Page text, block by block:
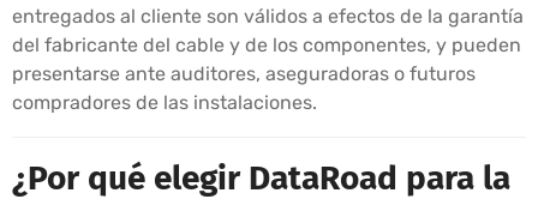
entregados al cliente son válidos a efectos de la garantía
del fabricante del cable y de los componentes, y pueden
presentarse ante auditores, aseguradoras o futuros
compradores de las instalaciones.
¿Por qué elegir DataRoad para la